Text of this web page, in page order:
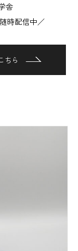
舎
時配信中／
ちら